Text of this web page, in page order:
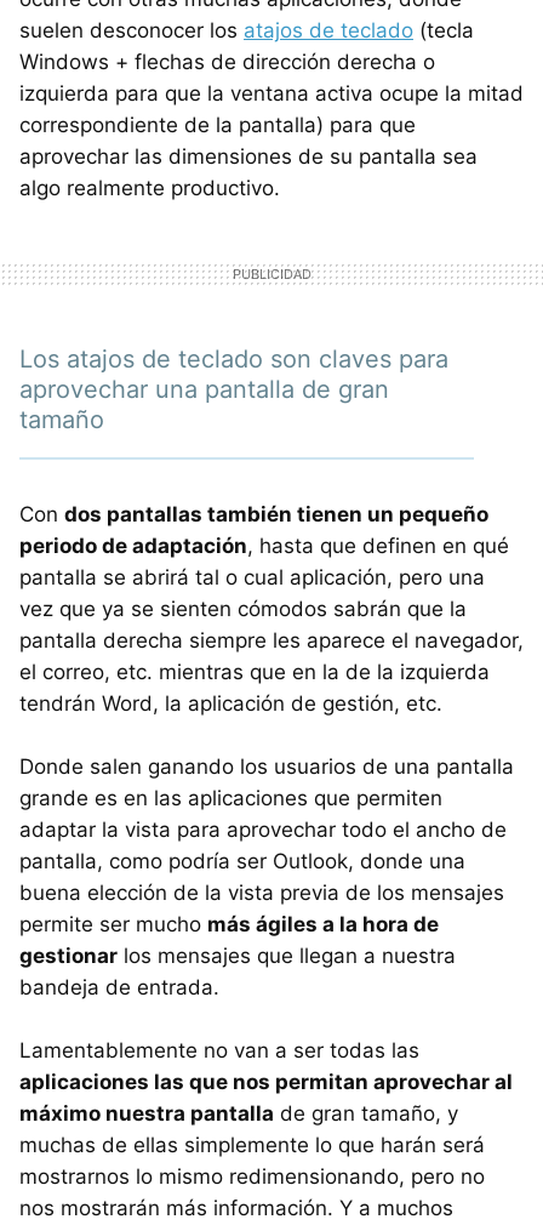
suelen desconocer los atajos de teclado (tecla
Windows + flechas de dirección derecha o
izquierda para que la ventana activa ocupe la mitad
correspondiente de la pantalla) para que
aprovechar las dimensiones de su pantalla sea
algo realmente productivo.
Los atajos de teclado son claves para
aprovechar una pantalla de gran
tamaño
Con dos pantallas también tienen un pequeño
periodo de adaptación, hasta que definen en qué
pantalla se abrirá tal o cual aplicación, pero una
vez que ya se sienten cómodos sabrán que la
pantalla derecha siempre les aparece el navegador,
el correo, etc. mientras que en la de la izquierda
tendrán Word, la aplicación de gestión, etc.
Donde salen ganando los usuarios de una pantalla
grande es en las aplicaciones que permiten
adaptar la vista para aprovechar todo el ancho de
pantalla, como podría ser Outlook, donde una
buena elección de la vista previa de los mensajes
permite ser mucho más ágiles a la hora de
gestionar los mensajes que llegan a nuestra
bandeja de entrada.
Lamentablemente no van a ser todas las
aplicaciones las que nos permitan aprovechar al
máximo nuestra pantalla de gran tamaño, y
muchas de ellas simplemente lo que harán será
mostrarnos lo mismo redimensionando, pero no
nos mostrarán más información. Y a muchos